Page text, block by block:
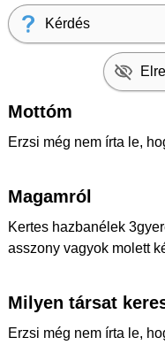
Kérdés
Mottóm
Erzsi még nem írta le,
Magamról
Kertes hazbanélek
asszony vagyok molett
Milyen társat
Erzsi még nem írta le,